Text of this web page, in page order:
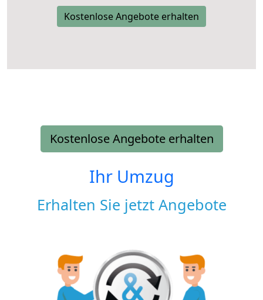
Kostenlose Angebote erhalten
Kostenlose Angebote erhalten
Ihr Umzug
Erhalten Sie jetzt Angebote